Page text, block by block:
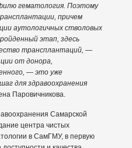
гематология. Поэтому
причем
аутологичных стволовых
этап, здесь
трансплантаций, —
от донора,
— это уже
для здравоохранения
Паровичникова.
Самарской
центра чистых
в СамГМУ, в первую